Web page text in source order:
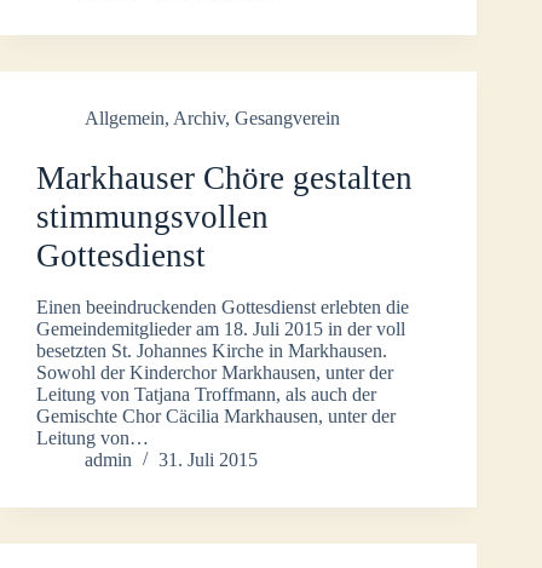
Allgemein, Archiv, Gesangverein
Markhauser Chöre gestalten
stimmungsvollen
Gottesdienst
Einen beeindruckenden Gottesdienst erlebten die
Gemeindemitglieder am 18. Juli 2015 in der voll
besetzten St. Johannes Kirche in Markhausen.
Sowohl der Kinderchor Markhausen, unter der
Leitung von Tatjana Troffmann, als auch der
Gemischte Chor Cäcilia Markhausen, unter der
Leitung von…
admin
31. Juli 2015